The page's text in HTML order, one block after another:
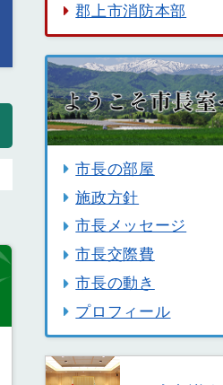
郡上市消防本部
市長の部屋
施政方針
市長メッセージ
市長交際費
市長の動き
プロフィール